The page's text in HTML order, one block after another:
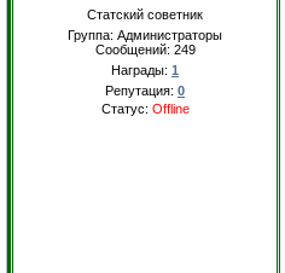
Статский советник
Группа: Администраторы
Сообщений: 249
Награды: 1
Репутация: 0
Статус: Offline